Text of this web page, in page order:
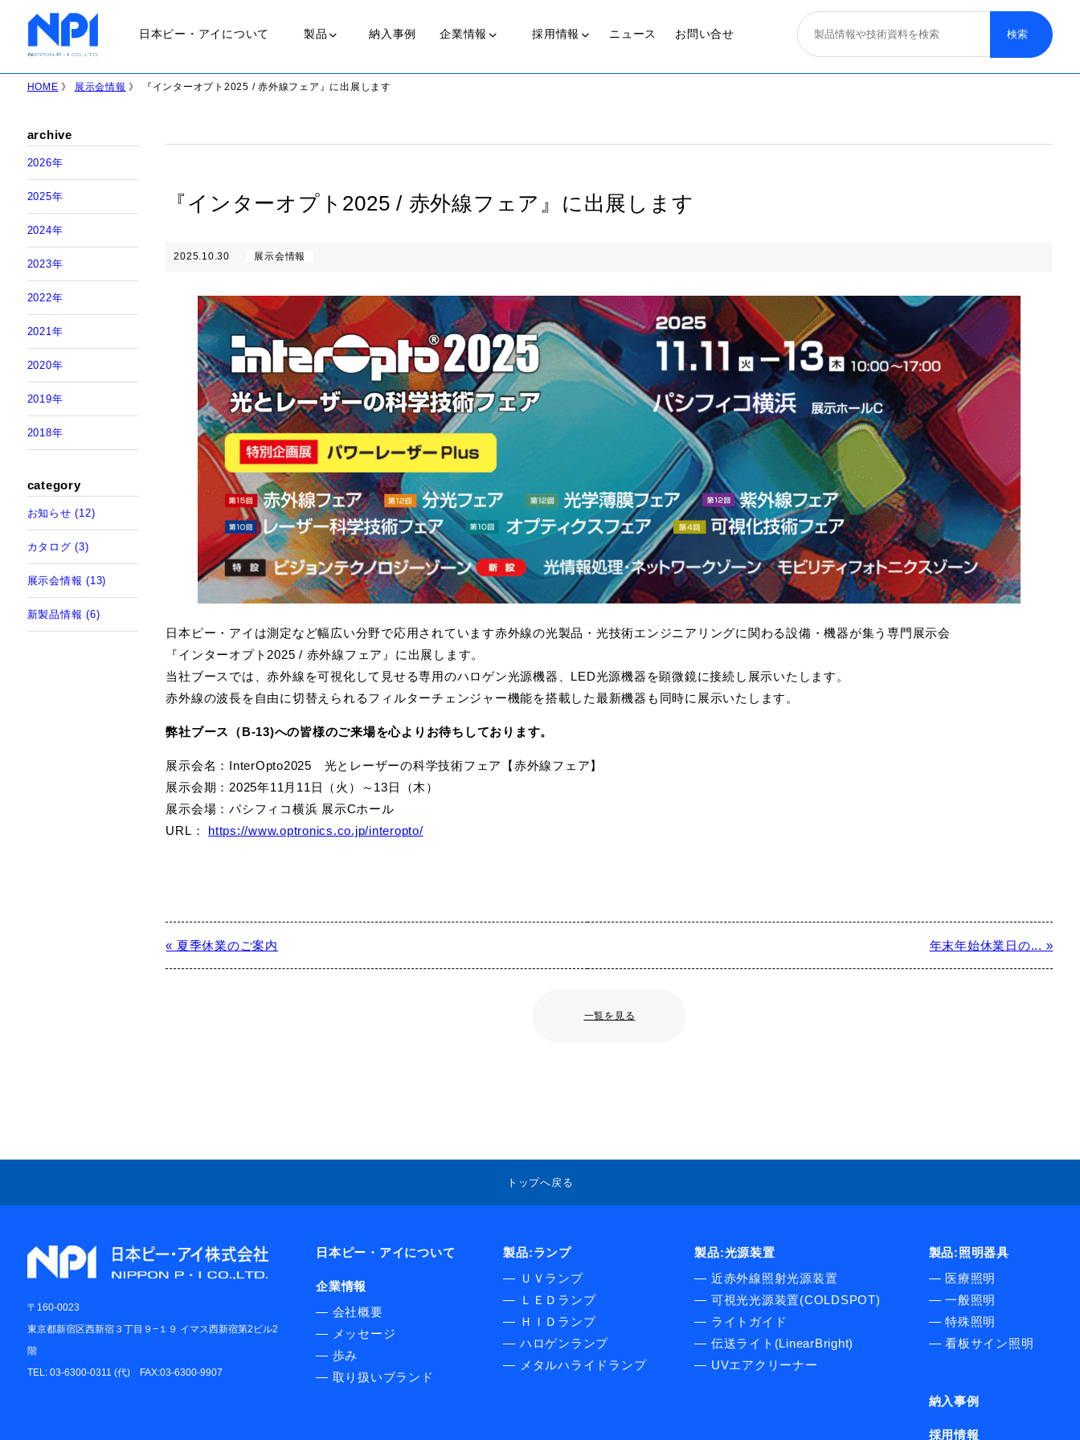
日本ピー・アイについて 製品
ＬＥＤランプ
ＨＩＤランプ
ハロゲンランプ
メタルハライドランプ
可視光光源装置(COLDSPOT)
伝送ライト(LinearBright®)
UVエアクリーナー
看板サイン照明
取扱説明書はこちら》
納入事例 企業情報
代表からのメッセージ 私たちの歩み
採用情報
職場環境 働く人
ニュース お問い合せ
HOME 》 展示会情報 》 『インターオプト2025 / 赤外線フェア』に出展します
archive
2026年
2025年
2024年
2023年
2022年
2021年
2020年
2019年
2018年
category
お知らせ (12)
カタログ (3)
展示会情報 (13)
新製品情報 (6)
『インターオプト2025 / 赤外線フェア』に出展します
2025.10.30 展示会情報
日本ピー・アイは測定など幅広い分野で応用されています赤外線の光製品・光技術エンジニアリングに関わる設備・機器が集う専門展示会
『インターオプト2025 / 赤外線フェア』に出展します。
当社ブースでは、赤外線を可視化して見せる専用のハロゲン光源機器、LED光源機器を顕微鏡に接続し展示いたします。
赤外線の波長を自由に切替えられるフィルターチェンジャー機能を搭載した最新機器も同時に展示いたします。
弊社ブース（B-13)への皆様のご来場を心よりお待ちしております。
展示会名：InterOpto2025 光とレーザーの科学技術フェア【赤外線フェア】
展示会期：2025年11月11日（火）～13日（木）
展示会場：パシフィコ横浜 展示Cホール
URL： https://www.optronics.co.jp/interopto/
« 夏季休業のご案内 年末年始休業日の... »
一覧を見る
トップへ戻る
〒160-0023
東京都新宿区西新宿３丁目９−１９ イマス西新宿第2ビル2
階
TEL: 03-6300-0311 (代) FAX:03-6300-9907
日本ピー・アイについて
企業情報
― 会社概要
― メッセージ
― 歩み
― 取り扱いブランド
製品:ランプ
― ＵＶランプ
― ＬＥＤランプ
― ＨＩＤランプ
― ハロゲンランプ
― メタルハライドランプ
製品:光源装置
― 近赤外線照射光源装置
― 可視光光源装置(COLDSPOT)
― ライトガイド
― 伝送ライト(LinearBright)
― UVエアクリーナー
製品:照明器具
― 医療照明
― 一般照明
― 特殊照明
― 看板サイン照明
納入事例
採用情報